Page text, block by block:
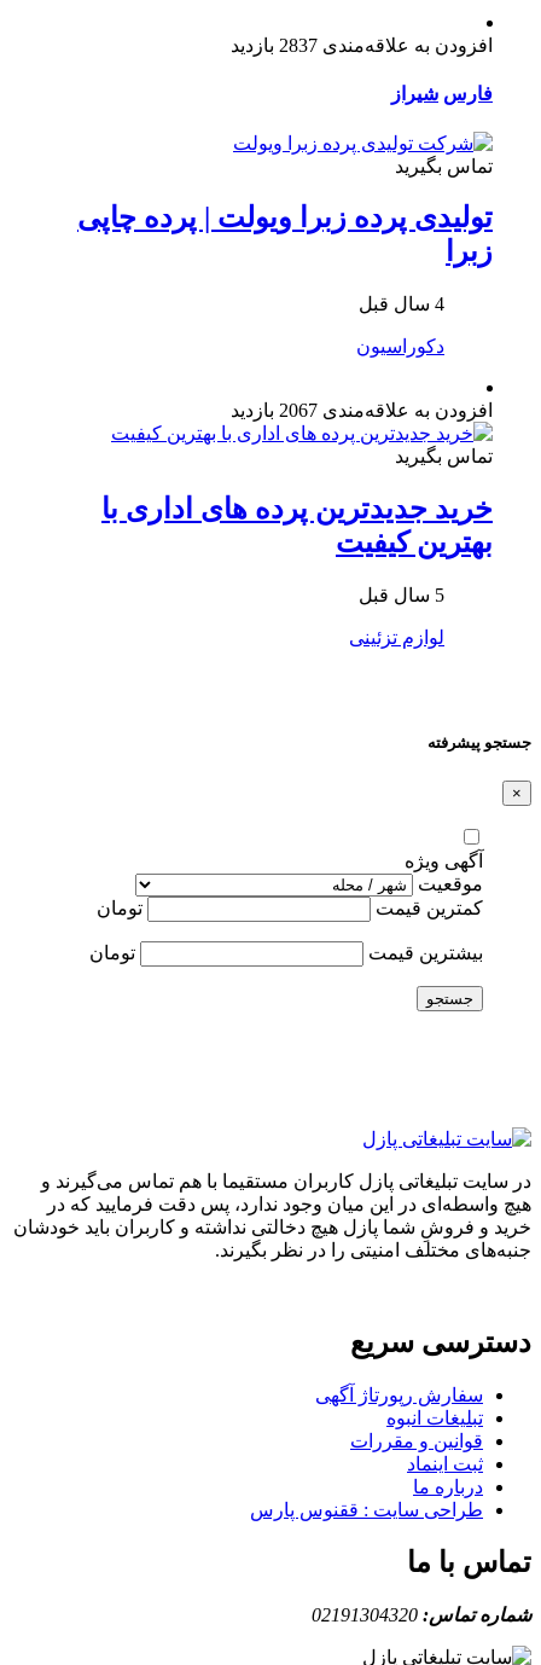
افزودن به علاقه‌مندی 2837 بازدید
فارس شیراز
تماس بگیرید
تولیدی پرده زبرا ویولت | پرده چاپی
زبرا
4 سال قبل
دکوراسیون
افزودن به علاقه‌مندی 2067 بازدید
تماس بگیرید
خرید جدیدترین پرده های اداری با
بهترین کیفیت
5 سال قبل
لوازم تزئینی
جستجو پیشرفته
×
آگهی ویژه
موقعیت
کمترین قیمت
تومان
بیشترین قیمت تومان
جستجو
در سایت تبلیغاتی پازل کاربران مستقیما با هم تماس می‌گیرند و
هیچ واسطه‌ای در این میان وجود ندارد، پس دقت فرمایید که در
خرید و فروشِ شما پازل هیچ دخالتی نداشته و کاربران باید خودشان
جنبه‌های مختلف امنیتی را در نظر بگیرند.
دسترسی سریع
سفارش رپورتاژ آگهی
تبلیغات انبوه
قوانین و مقررات
ثبت اینماد
درباره ما
طراحی سایت : ققنوس پارس
تماس با ما
شماره تماس: 02191304320